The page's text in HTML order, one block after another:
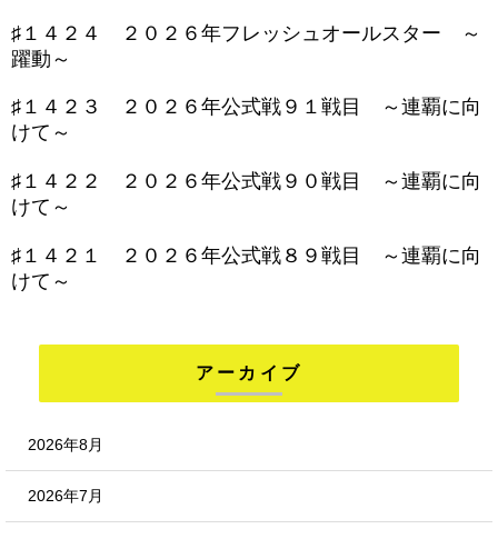
♯１４２４ ２０２６年フレッシュオールスター ～
躍動～
♯１４２３ ２０２６年公式戦９１戦目 ～連覇に向
けて～
♯１４２２ ２０２６年公式戦９０戦目 ～連覇に向
けて～
♯１４２１ ２０２６年公式戦８９戦目 ～連覇に向
けて～
アーカイブ
2026年8月
2026年7月